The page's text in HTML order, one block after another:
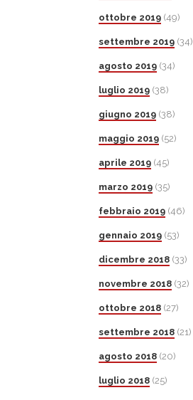
ottobre 2019(49)
settembre 2019(34)
agosto 2019(34)
luglio 2019(38)
giugno 2019(38)
maggio 2019(52)
aprile 2019(45)
marzo 2019(35)
febbraio 2019(46)
gennaio 2019(53)
dicembre 2018(33)
novembre 2018(32)
ottobre 2018(27)
settembre 2018(21)
agosto 2018(20)
luglio 2018(25)